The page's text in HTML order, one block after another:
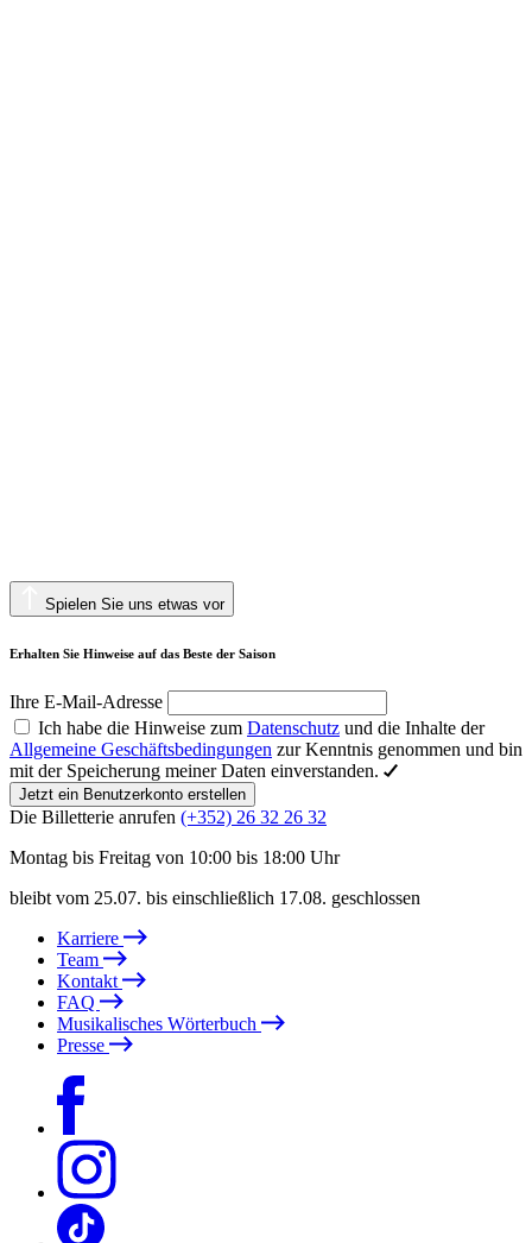
Spielen Sie uns etwas vor
Erhalten Sie Hinweise auf das Beste der Saison
Ihre E-Mail-Adresse
Ich habe die Hinweise zum Datenschutz und die Inhalte der
Allgemeine Geschäftsbedingungen zur Kenntnis genommen und bin
mit der Speicherung meiner Daten einverstanden.
Jetzt ein Benutzerkonto erstellen
Die Billetterie anrufen (+352) 26 32 26 32
Montag bis Freitag von 10:00 bis 18:00 Uhr
bleibt vom 25.07. bis einschließlich 17.08. geschlossen
Karriere
Team
Kontakt
FAQ
Musikalisches Wörterbuch
Presse